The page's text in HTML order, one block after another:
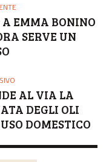
A EMMA BONINO
SERVE UN
AL VIA LA
DEGLI OLI
DOMESTICO